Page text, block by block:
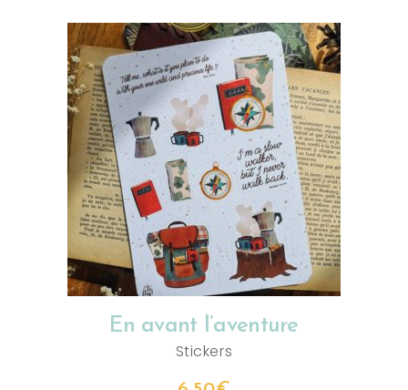
AJOUTER AU PANIER
En avant l’aventure
Stickers